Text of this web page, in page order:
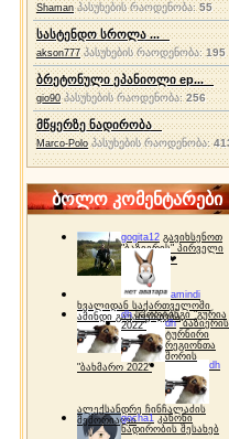
Shaman პასუხების რაოდენობა:55
სასტენდო სროლა ...
akson777 პასუხების რაოდენობა:195
ბრეტონული ეპანიოლი ep...
gio90 პასუხების რაოდენობა:256
მწყერზე ნადირობა
Marco-Polo პასუხების რაოდენობა:
ბოლო კომენტარები
gogita12 გავიხსენოთ
"ბაზიერის" პირველი
ტურნირი ❤
amindi
ხვალიდან საქართველოში
ამინდი გაუარესდება
dh სპორტინგი "გურია
2022"
dh
ტურნირი
რეგიონთა
შორის
"ბახმარო 2022"
dh
ალექსანდრე ჩინჩალაძის
მემორიალიgocha1 კანონი
ნადირობის შესახებ